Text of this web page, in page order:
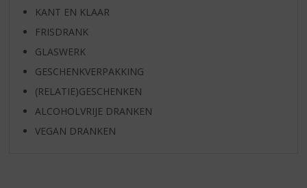
KANT EN KLAAR
FRISDRANK
GLASWERK
GESCHENKVERPAKKING
(RELATIE)GESCHENKEN
ALCOHOLVRIJE DRANKEN
VEGAN DRANKEN